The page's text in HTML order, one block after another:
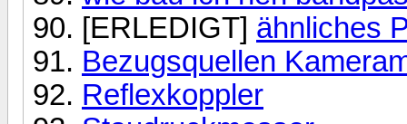
[ERLEDIGT] ähnliches
Bezugsquellen
Reflexkoppler